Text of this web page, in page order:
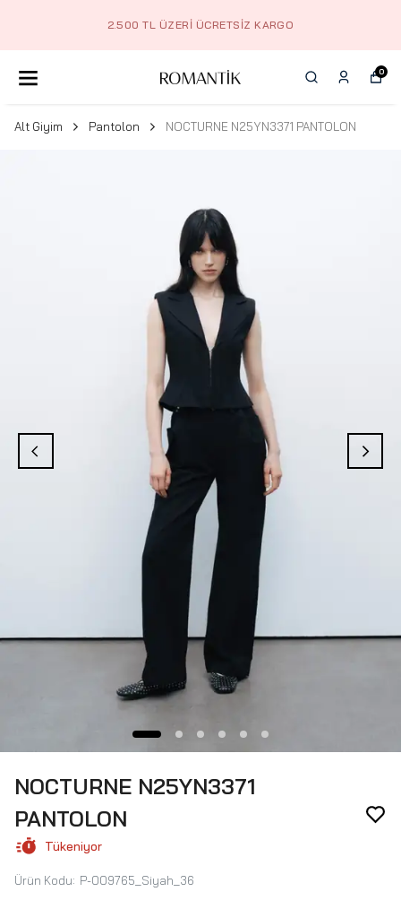
2.500 TL ÜZERI ÜCRETSIZ KARGO
0
Alt Giyim Pantolon NOCTURNE N25YN3371 PANTOLON
NOCTURNE N25YN3371
PANTOLON
Tükeniyor
Ürün Kodu: P-009765_Siyah_36